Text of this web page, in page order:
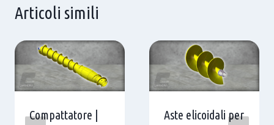
Articoli simili
Compattatore |
Aste elicoidali per